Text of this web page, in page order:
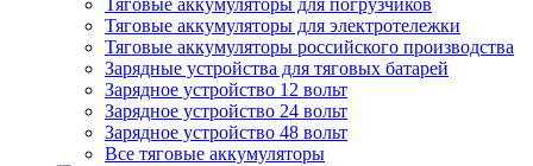
Тяговые аккумуляторы для погрузчиков
Тяговые аккумуляторы для электротележки
Тяговые аккумуляторы российского производства
Зарядные устройства для тяговых батарей
Зарядное устройство 12 вольт
Зарядное устройство 24 вольт
Зарядное устройство 48 вольт
Все тяговые аккумуляторы